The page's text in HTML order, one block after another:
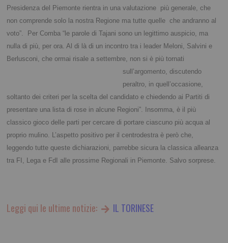
Presidenza del Piemonte rientra in una valutazione più generale, che
non comprende solo la nostra Regione ma tutte quelle che andranno al
voto”. Per Comba “le parole di Tajani sono un legittimo auspicio, ma
nulla di più, per ora. Al di là di un incontro tra i leader Meloni, Salvini e
Berlusconi, che ormai risale a settembre, non si è piùtornati
sull’argomento, discutendo
peraltro, in quell’occasione,
soltanto dei criteri per la scelta del candidato e chiedendo ai Partiti di
presentare una lista di rose in alcune Regioni”. Insomma, è il più
classico gioco delle parti per cercare di portare ciascuno più acqua al
proprio mulino. L’aspetto positivo per il centrodestra è però che,
leggendo tutte queste dichiarazioni, parrebbe sicura la classica alleanza
tra FI, Lega e FdI alle prossime Regionali in Piemonte. Salvo sorprese.
Leggi qui le ultime notizie: IL TORINESE